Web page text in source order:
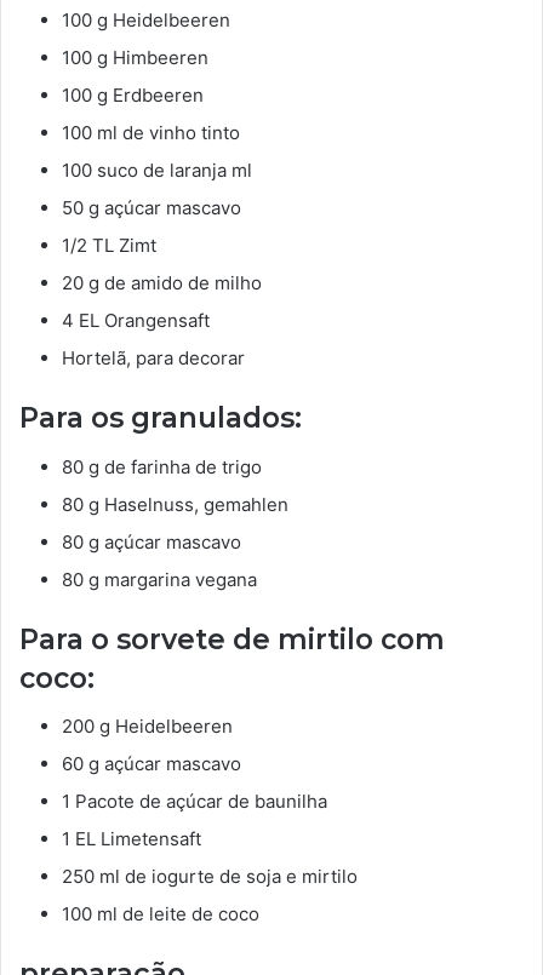
100 g Heidelbeeren
100 g Himbeeren
100 g Erdbeeren
100 ml de vinho tinto
100 suco de laranja ml
50 g açúcar mascavo
1/2 TL Zimt
20 g de amido de milho
4 EL Orangensaft
Hortelã, para decorar
Para os granulados:
80 g de farinha de trigo
80 g Haselnuss, gemahlen
80 g açúcar mascavo
80 g margarina vegana
Para o sorvete de mirtilo com
coco:
200 g Heidelbeeren
60 g açúcar mascavo
1 Pacote de açúcar de baunilha
1 EL Limetensaft
250 ml de iogurte de soja e mirtilo
100 ml de leite de coco